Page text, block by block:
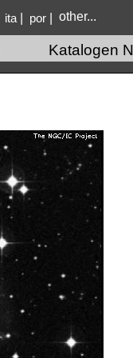
ita por other...
Katalogen